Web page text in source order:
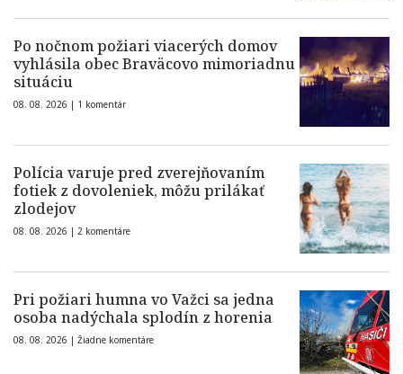
Po nočnom požiari viacerých domov
vyhlásila obec Braväcovo mimoriadnu
situáciu
08. 08. 2026 | 1 komentár
Polícia varuje pred zverejňovaním
fotiek z dovoleniek, môžu prilákať
zlodejov
08. 08. 2026 | 2 komentáre
Pri požiari humna vo Važci sa jedna
osoba nadýchala splodín z horenia
08. 08. 2026 | Žiadne komentáre